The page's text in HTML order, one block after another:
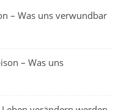
– Was uns verwundbar
– Was uns